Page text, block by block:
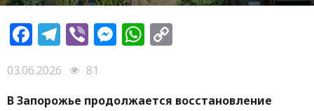
Facebook
Telegram
ViberMessenger
WhatsApp
03.06.2026
81
В Запорожье продолжается восстановление